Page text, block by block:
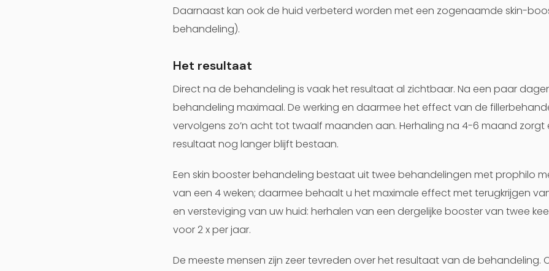
Daarnaast kan ook de huid verbeterd worden met een zogenaamde skin-
behandeling).
Het resultaat
Direct na de behandeling is vaak het resultaat al zichtbaar. Na een paar
behandeling maximaal. De werking en daarmee het effect van de
vervolgens zo’n acht tot twaalf maanden aan. Herhaling na 4-6 maand zorgt
resultaat nog langer blijft bestaan.
Een skin booster behandeling bestaat uit twee behandelingen met prophilo
van een 4 weken; daarmee behaalt u het maximale effect met terugkrijgen
en versteviging van uw huid: herhalen van een dergelijke booster van twee
voor 2 x per jaar.
De meeste mensen zijn zeer tevreden over het resultaat van de behandeling.